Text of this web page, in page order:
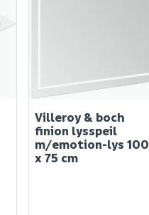
Villeroy & boch
finion lysspeil
m/emotion-lys 100
x 75 cm